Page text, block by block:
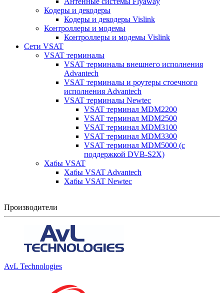
Кодеры и декодеры
Кодеры и декодеры Vislink
Контроллеры и модемы
Контроллеры и модемы Vislink
Сети VSAT
VSAT терминалы
VSAT терминалы внешнего исполнения
Advantech
VSAT терминалы и роутеры стоечного
исполнения Advantech
VSAT терминалы Newtec
VSAT терминал MDM2200
VSAT терминал MDM2500
VSAT терминал MDM3100
VSAT терминал MDM3300
VSAT терминал MDM5000 (с
поддержкой DVB-S2X)
Хабы VSAT
Хабы VSAT Advantech
Хабы VSAT Newtec
Производители
AvL Technologies